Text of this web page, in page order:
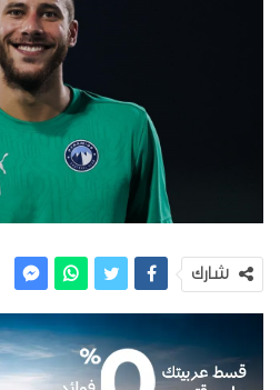
شارك